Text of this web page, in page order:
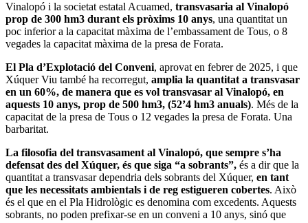
Vinalopó i la societat estatal Acuamed, transvasaria al Vinalopó
prop de 300 hm3 durant els pròxims 10 anys, una quantitat un
poc inferior a la capacitat màxima de l’embassament de Tous, o 8
vegades la capacitat màxima de la presa de Forata.
El Pla d’Explotació del Conveni, aprovat en febrer de 2025, i que
Xúquer Viu també ha recorregut, amplia la quantitat a transvasar
en un 60%, de manera que es vol transvasar al Vinalopó, en
aquests 10 anys, prop de 500 hm3, (52’4 hm3 anuals). Més de la
capacitat de la presa de Tous o 12 vegades la presa de Forata. Una
barbaritat.
La filosofia del transvasament al Vinalopó, que sempre s’ha
defensat des del Xúquer, és que siga “a sobrants”, és a dir que la
quantitat a transvasar dependria dels sobrants del Xúquer, en tant
que les necessitats ambientals i de reg estigueren cobertes. Això
és el que en el Pla Hidrològic es denomina com excedents. Aquests
sobrants, no poden prefixar-se en un conveni a 10 anys, sinó que